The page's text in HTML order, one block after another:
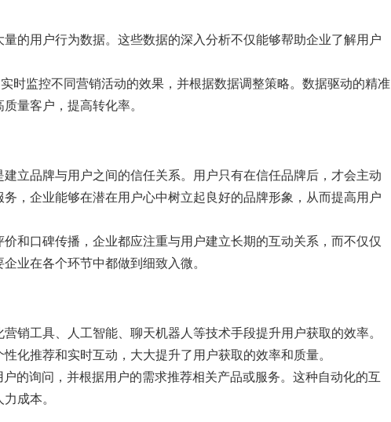
的用户行为数据。这些数据的深入分析不仅能够帮助企业了解用户
时监控不同营销活动的效果，并根据数据调整策略。数据驱动的精准
量客户，提高转化率。
立品牌与用户之间的信任关系。用户只有在信任品牌后，才会主动
，企业能够在潜在用户心中树立起良好的品牌形象，从而提高用户
和口碑传播，企业都应注重与用户建立长期的互动关系，而不仅仅
业在各个环节中都做到细致入微。
销工具、人工智能、聊天机器人等技术手段提升用户获取的效率。
化推荐和实时互动，大大提升了用户获取的效率和质量。
的询问，并根据用户的需求推荐相关产品或服务。这种自动化的互
成本。